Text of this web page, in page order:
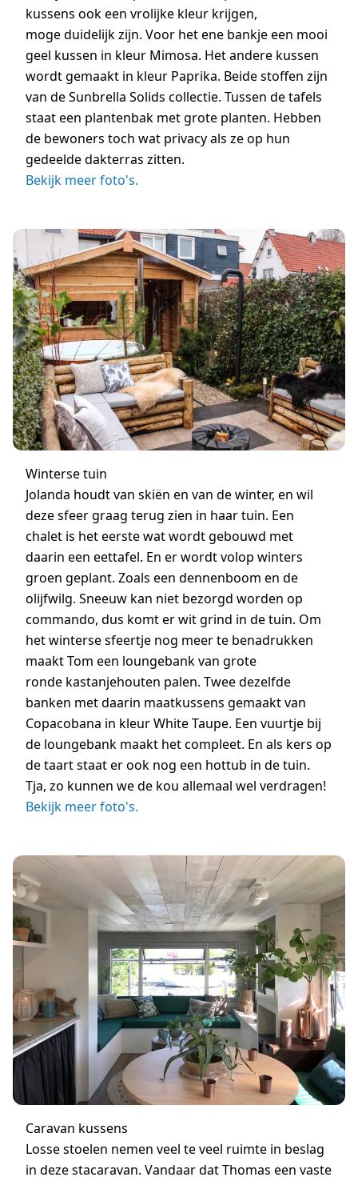
kussens ook een vrolijke kleur krijgen,
moge duidelijk zijn. Voor het ene bankje een mooi
geel kussen in kleur Mimosa. Het andere kussen
wordt gemaakt in kleur Paprika. Beide stoffen zijn
van de Sunbrella Solids collectie. Tussen de tafels
staat een plantenbak met grote planten. Hebben
de bewoners toch wat privacy als ze op hun
gedeelde dakterras zitten.
Bekijk meer foto's.
Winterse tuin
Jolanda houdt van skiën en van de winter, en wil
deze sfeer graag terug zien in haar tuin. Een
chalet is het eerste wat wordt gebouwd met
daarin een eettafel. En er wordt volop winters
groen geplant. Zoals een dennenboom en de
olijfwilg. Sneeuw kan niet bezorgd worden op
commando, dus komt er wit grind in de tuin. Om
het winterse sfeertje nog meer te benadrukken
maakt Tom een loungebank van grote
ronde kastanjehouten palen. Twee dezelfde
banken met daarin maatkussens gemaakt van
Copacobana in kleur White Taupe. Een vuurtje bij
de loungebank maakt het compleet. En als kers op
de taart staat er ook nog een hottub in de tuin.
Tja, zo kunnen we de kou allemaal wel verdragen!
Bekijk meer foto's.
Caravan kussens
Losse stoelen nemen veel te veel ruimte in beslag
in deze stacaravan. Vandaar dat Thomas een vaste